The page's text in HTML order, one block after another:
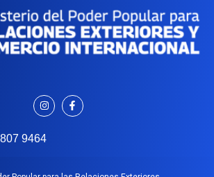
9464